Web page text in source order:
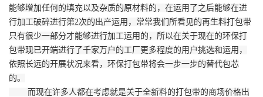
能够增加任何的填充以及杂质的原材料的，在运用了之后能够在进
行加工破碎进行第2次的出产运用，常常我们所看见的再生料打包带
只有很少一部分才能够进行加工运用的，所以在关于现在的环保打
包带现已开端进行了千家万户的工厂更多程度的用户挑选和运用，
依照长远的开展状况来看，环保打包带将会一步一步的替代包芯
的。
而现在许多人都在考虑就是关于全新料的打包带的商场价格出